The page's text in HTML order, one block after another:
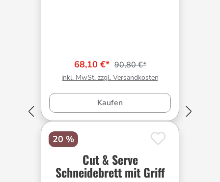
68,10 €* 90,80 €*
inkl. MwSt. zzgl. Versandkosten
Kaufen
20 %
Cut & Serve
Schneidebrett mit Griff